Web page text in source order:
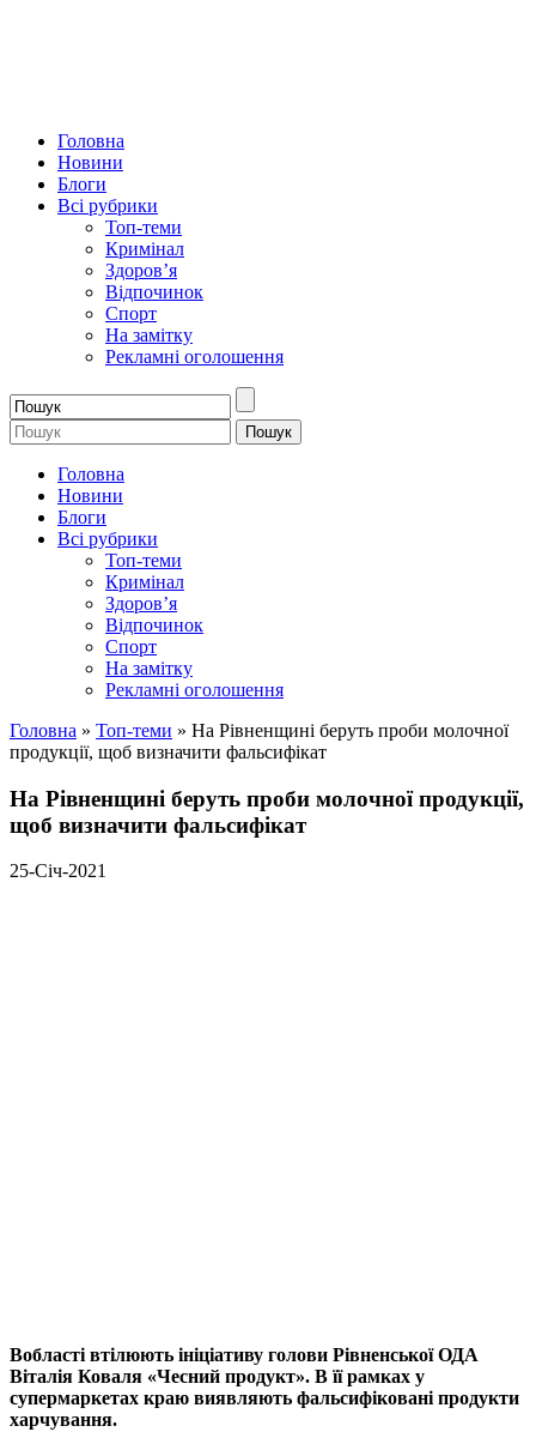
Головна
Новини
Блоги
Всі рубрики
Топ-теми
Кримінал
Здоров’я
Відпочинок
Спорт
На замітку
Рекламні оголошення
Головна
Новини
Блоги
Всі рубрики
Топ-теми
Кримінал
Здоров’я
Відпочинок
Спорт
На замітку
Рекламні оголошення
Головна » Топ-теми » На Рівненщині беруть проби молочної
продукції, щоб визначити фальсифікат
На Рівненщині беруть проби молочної продукції,
щоб визначити фальсифікат
25-Січ-2021
Вобласті втілюють ініціативу голови Рівненської ОДА
Віталія Коваля «Чесний продукт». В її рамках у
супермаркетах краю виявляють фальсифіковані продукти
харчування.